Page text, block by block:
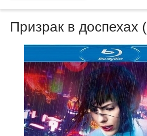
Призрак в доспехах